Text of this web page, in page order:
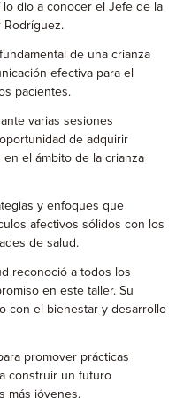
dio a conocer el Jefe de la
Rodríguez.
de una crianza
efectiva para el
pacientes.
varias sesiones
de adquirir
el ámbito de la crianza
y enfoques que
afectivos sólidos con los
de salud.
reconoció a todos los
en este taller. Su
con el bienestar y desarrollo
promover prácticas
construir un futuro
más jóvenes.